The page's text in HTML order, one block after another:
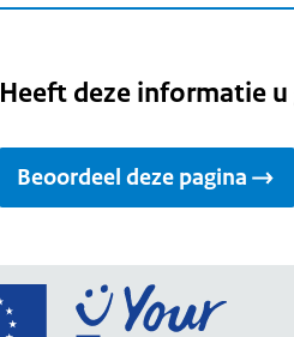
Heeft deze informatie u
Beoordeel deze pagina
Ga